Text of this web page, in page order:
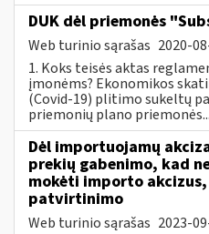
DUK dėl priemonės
Web turinio sąrašas 2020-
1. Koks teisės aktas
įmonėms? Ekonomikos
(Covid-19) plitimo sukeltų
priemonių plano priemonės...
Dėl importuojamų
prekių gabenimo, kad
mokėti importo
patvirtinimo
Web turinio sąrašas 2023-